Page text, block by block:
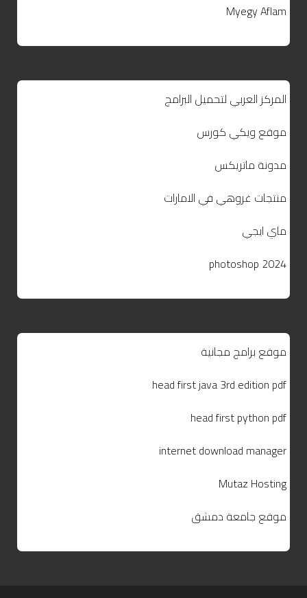
Myegy Aflam
المركز العربي لتحميل البرامج
موقع ويكي كورس
مدونة ماتريكس
منتجات غروهي في الامارات
ماي ايجي
photoshop 2024
موقع برامج مجانية
head first java 3rd edition pdf
head first python pdf
internet download manager
Mutaz Hosting
موقع جامعة دمشق